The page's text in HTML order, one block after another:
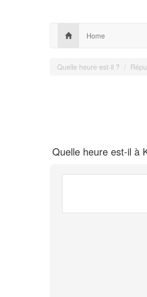
Home
Quelle heure est-il ?
Quelle heure est-il à